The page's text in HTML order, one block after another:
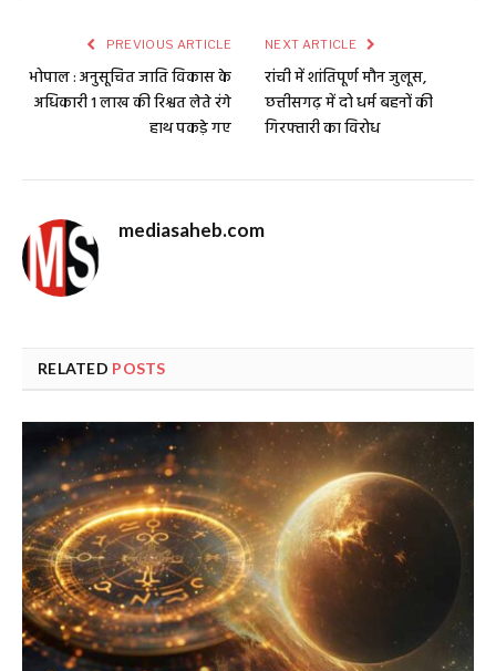
PREVIOUS ARTICLE
भोपाल : अनुसूचित जाति विकास के
अधिकारी 1 लाख की रिश्वत लेते रंगे
हाथ पकड़े गए
NEXT ARTICLE
रांची में शांतिपूर्ण मौन जुलूस,
छत्तीसगढ़ में दो धर्म बहनों की
गिरफ्तारी का विरोध
mediasaheb.com
RELATED POSTS